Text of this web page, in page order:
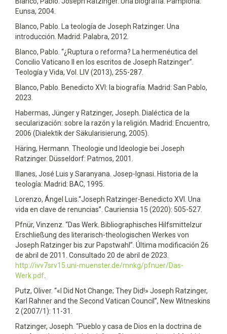
THE POLITICAL THEOLOGY OF KATECHON: AN ANALYSIS
OF ITS PHARMACOLOGICAL-ESCHATOLOGICAL
DIMENSION. Cauriensia,20,723-745.
10.17398/2340-4256.20.723
Roszak P. (2025)
What Is Scripture for Thomas Aquinas?.Religions,16(7),
10.3390/rel16070845
Eunsa, 2004.
Blanco, Pablo. La teología de Joseph Ratzinger. Una
introducción. Madrid: Palabra, 2012.
Blanco, Pablo. “¿Ruptura o reforma? La hermenéutica del
Concilio Vaticano II en los escritos de Joseph Ratzinger”.
Teología y Vida, Vol. LIV (2013), 255-287.
Blanco, Pablo. Benedicto XVI: la biografía. Madrid: San Pablo,
2023.
Habermas, Jünger y Ratzinger, Joseph. Dialéctica de la
secularización: sobre la razón y la religión. Madrid: Encuentro,
2006 (Dialektik der Säkularisierung, 2005).
Häring, Hermann. Theologie und Ideologie bei Joseph
Ratzinger. Düsseldorf: Patmos, 2001.
Illanes, José Luis y Saranyana. Josep-Ignasi. Historia de la
teología: Madrid: BAC, 1995.
Lorenzo, Ángel Luis.“Joseph Ratzinger-Benedicto XVI. Una
vida en clave de renuncias”. Cauriensia 15 (2020): 505-527.
Pfnür, Vinzenz. “Das Werk. Bibliographisches Hilfsmittelzur
Erschließung des literarisch-theologischen Werkes von
Joseph Ratzinger bis zur Papstwahl”. Última modificación 26
de abril de 2011. Consultado 20 de abril de 2023.
http://ivv7srv15.uni-muenster.de/mnkg/pfnuer/Das-
Werk.pdf
Putz, Oliver. “«I Did Not Change; They Did!» Joseph Ratzinger,
Karl Rahner and the Second Vatican Council”, New Witneskins
2 (2007/1): 11-31.
Ratzinger, Joseph. “Pueblo y casa de Dios en la doctrina de